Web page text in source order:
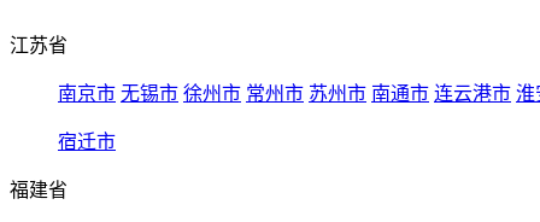
江苏省
南京市 无锡市 徐州市 常州市 苏州市 南通市 连云港市 淮
宿迁市
福建省